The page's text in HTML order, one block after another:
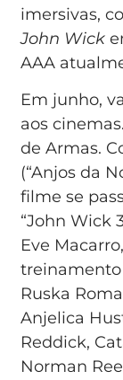
imersivas,
John Wick
AAA
Em junho,
aos
de Armas.
(“Anjos da
filme se
“John Wick
Eve
treinamento
Ruska
Anjelica
Reddick,
Norman